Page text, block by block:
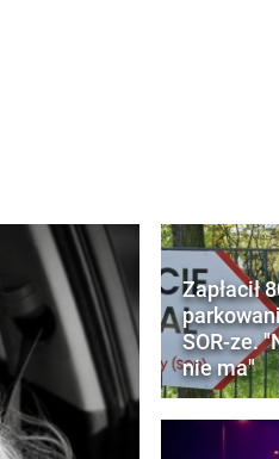
Zapłacił
SOR-ze.
nie ma"